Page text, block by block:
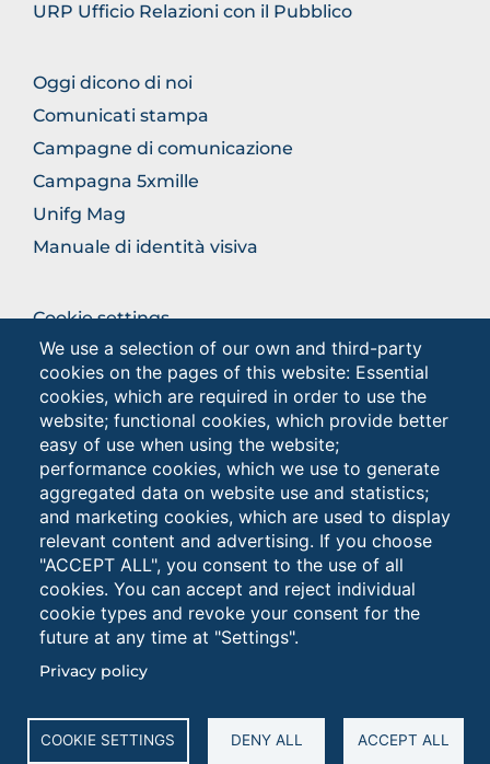
We use a selection of our own and third-party
cookies on the pages of this website: Essential
cookies, which are required in order to use the
website; functional cookies, which provide better
easy of use when using the website;
performance cookies, which we use to generate
aggregated data on website use and statistics;
and marketing cookies, which are used to display
relevant content and advertising. If you choose
"ACCEPT ALL", you consent to the use of all
cookies. You can accept and reject individual
cookie types and revoke your consent for the
future at any time at "Settings".
Privacy policy
COOKIE SETTINGS DENY ALL ACCEPT ALL
Cookies
URP Ufficio Relazioni con il Pubblico
BROWSE
THE
SECTION
Oggi dicono di noi
Comunicati stampa
Campagne di comunicazione
Campagna 5xmille
Unifg Mag
Manuale di identità visiva
BROWSE
THE
SECTION
Cookie settings
Privacy
Privacy - Studenti
Browse
the
section
Università degli Studi di Foggia • Via A.Gramsci 89/91 •
servizioweb@unifg.it